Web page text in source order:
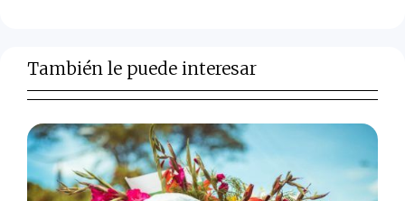
También le puede interesar